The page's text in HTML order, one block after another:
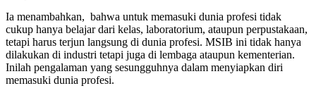
Ia menambahkan, bahwa untuk memasuki dunia profesi tidak
cukup hanya belajar dari kelas, laboratorium, ataupun perpustakaan,
tetapi harus terjun langsung di dunia profesi. MSIB ini tidak hanya
dilakukan di industri tetapi juga di lembaga ataupun kementerian.
Inilah pengalaman yang sesungguhnya dalam menyiapkan diri
memasuki dunia profesi.